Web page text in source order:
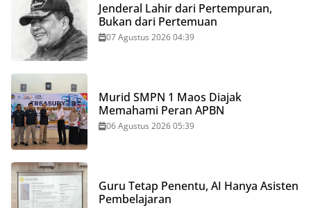
Jenderal Lahir dari Pertempuran,
Bukan dari Pertemuan
07 Agustus 2026 04:39
Murid SMPN 1 Maos Diajak
Memahami Peran APBN
06 Agustus 2026 05:39
Guru Tetap Penentu, AI Hanya Asisten
Pembelajaran